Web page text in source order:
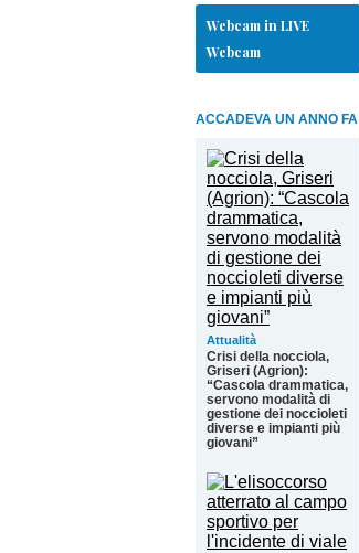
Webcam in LIVE
Webcam
ACCADEVA UN ANNO FA
Attualità
Crisi della nocciola,
Griseri (Agrion):
“Cascola drammatica,
servono modalità di
gestione dei noccioleti
diverse e impianti più
giovani”